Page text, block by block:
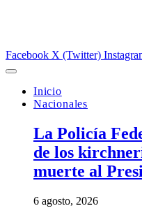
Facebook X (Twitter)
Inicio
Nacionales
La Policía
de los
muerte al
6 agosto, 2026